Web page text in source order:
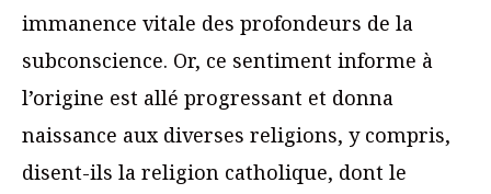
immanence vitale des profondeurs de la
subconscience. Or, ce sentiment informe à
l’origine est allé progressant et donna
naissance aux diverses religions, y compris,
disent-ils la religion catholique, dont le